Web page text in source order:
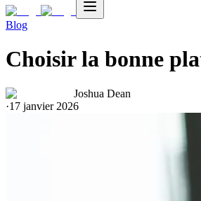
Blog
Choisir la bonne
Joshua Dean
·17 janvier 2026